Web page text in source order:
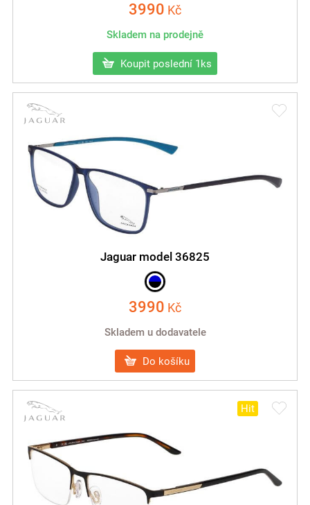
3990 Kč
Skladem na prodejně
Koupit poslední 1ks
Jaguar model 36825
3990 Kč
Skladem u dodavatele
Do košíku
Hit